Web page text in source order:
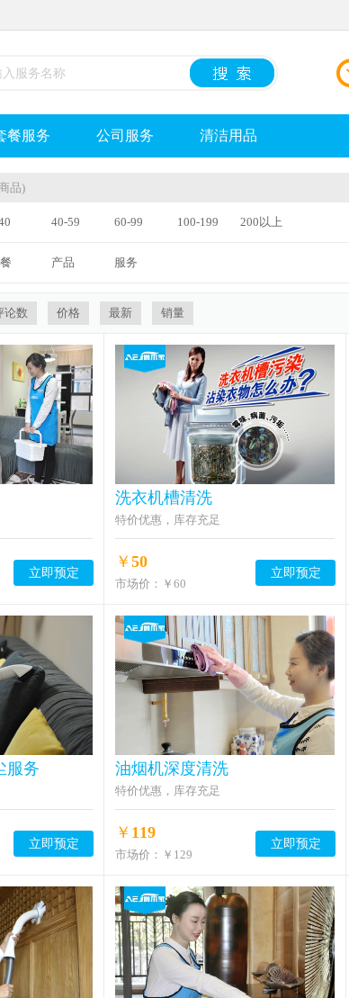
餐服务 公司服务 清洁用品
品)
40-59 60-99 100-199 200以上
产品 服务
论数 价格 最新 销量
立即预定
洗衣机槽清洗
特价优惠，库存充足
￥ 50
市场价： ￥60
立即预定
服务
立即预定
油烟机深度清洗
特价优惠，库存充足
￥ 119
市场价： ￥129
立即预定